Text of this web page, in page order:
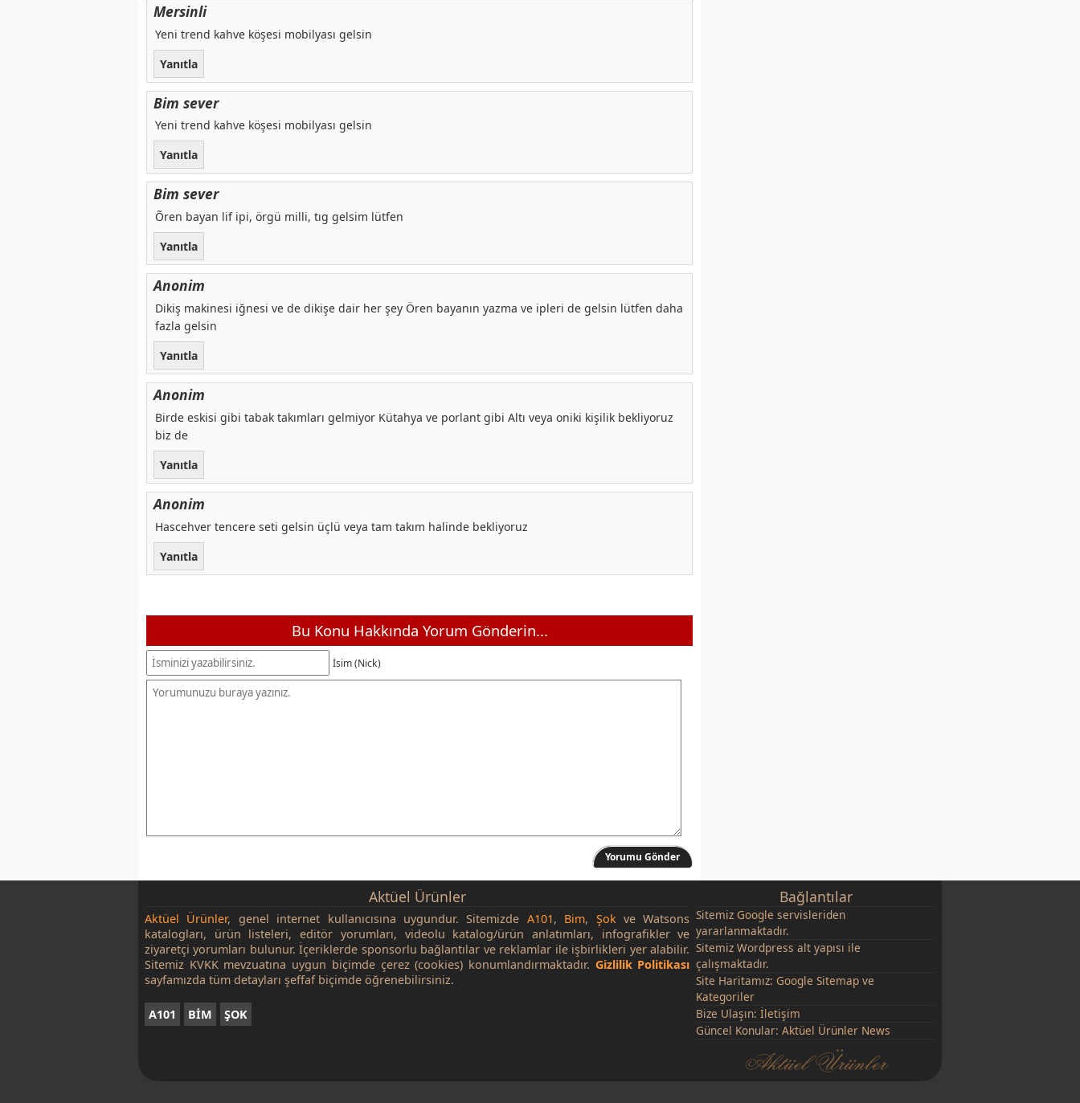
Mersinli
Yeni trend kahve köşesi mobilyası gelsin
Yanıtla
Bim sever
Yeni trend kahve köşesi mobilyası gelsin
Yanıtla
Bim sever
Õren bayan lif ipi, örgü milli, tıg gelsim lütfen
Yanıtla
Anonim
Dikiş makinesi iğnesi ve de dikişe dair her şey Ören bayanın yazma ve ipleri de gelsin lütfen daha
fazla gelsin
Yanıtla
Anonim
Birde eskisi gibi tabak takımları gelmiyor Kütahya ve porlant gibi Altı veya oniki kişilik bekliyoruz
biz de
Yanıtla
Anonim
Hascehver tencere seti gelsin üçlü veya tam takım halinde bekliyoruz
Yanıtla
Bu Konu Hakkında Yorum Gönderin...
İsim (Nick)
Yorumu Gönder
Aktüel Ürünler
Aktüel Ürünler, genel internet kullanıcısına uygundur. Sitemizde A101, Bim, Şokve Watsons
katalogları, ürün listeleri, editör yorumları, videolu katalog/ürün anlatımları, infografikler ve
ziyaretçi yorumları bulunur. İçeriklerde sponsorlu bağlantılar ve reklamlar ile işbirlikleri yer alabilir.
Sitemiz KVKK mevzuatına uygun biçimde çerez (cookies) konumlandırmaktadır. Gizlilik Politikası
sayfamızda tüm detayları şeffaf biçimde öğrenebilirsiniz.
A101 BİM ŞOK
Bağlantılar
Sitemiz Google servisleriden
yararlanmaktadır.
Sitemiz Wordpress alt yapısı ile
çalışmaktadır.
Site Haritamız: Google Sitemap ve
Kategoriler
Bize Ulaşın:İletişim
Güncel Konular:Aktüel Ürünler News